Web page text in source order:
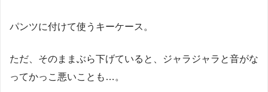
パンツに付けて使うキーケース。
ただ、そのままぶら下げていると、ジャラジャラと音がな
ってかっこ悪いことも…。